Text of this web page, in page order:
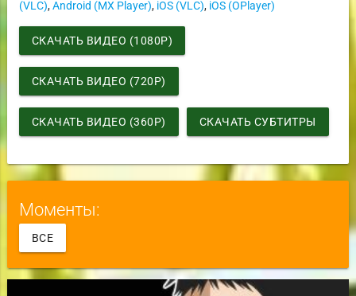
(VLC),Android (MX Player), iOS (VLC), iOS (OPlayer)
СКАЧАТЬ ВИДЕО (1080P)
СКАЧАТЬ ВИДЕО (720P)
СКАЧАТЬ ВИДЕО (360P) СКАЧАТЬ СУБТИТРЫ
Моменты:
ВСЕ